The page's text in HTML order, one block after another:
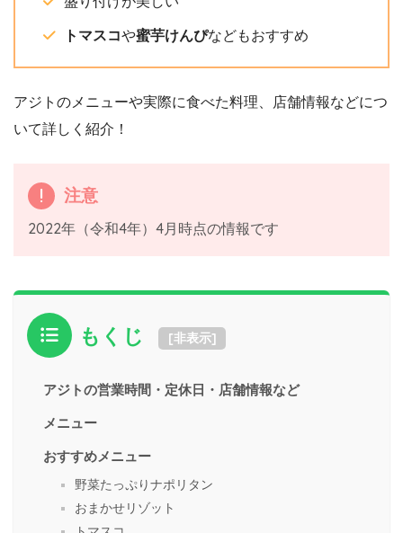
トマスコや蜜芋けんぴなどもおすすめ
アジトのメニューや実際に食べた料理、店舗情報などにつ
いて詳しく紹介！
注意
2022年（令和4年）4月時点の情報です
もくじ [非表示]
アジトの営業時間・定休日・店舗情報など
メニュー
おすすめメニュー
野菜たっぷりナポリタン
おまかせリゾット